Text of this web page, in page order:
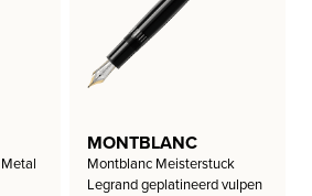
MONTBLANC
Montblanc Meisterstuck
Legrand geplatineerd vulpen